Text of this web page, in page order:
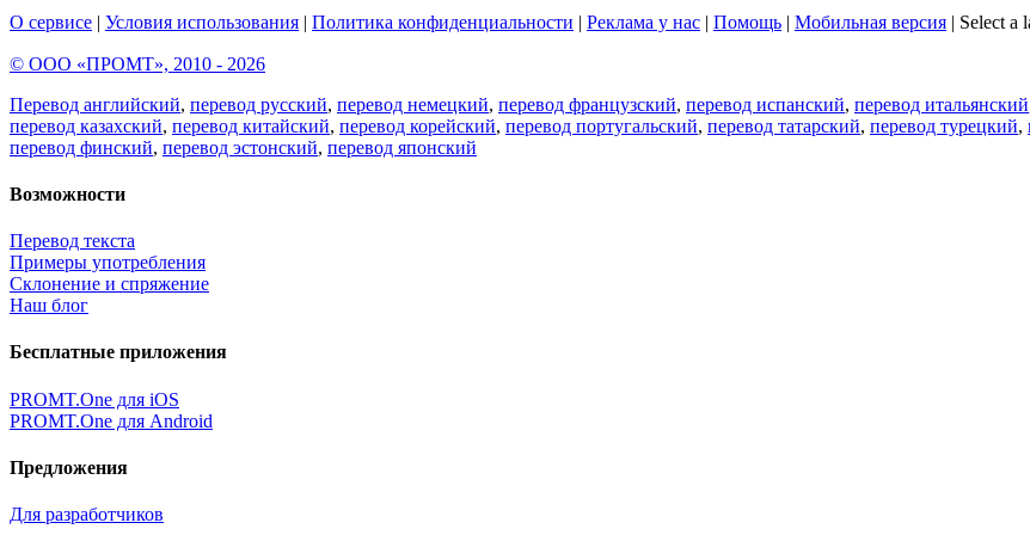
О сервисе | Условия использования | Политика конфиденциальности | Реклама у нас | Помощь | Мобильная версия | Select a
© ООО «ПРОМТ», 2010 - 2026
Перевод английский, перевод русский, перевод немецкий, перевод французский, перевод испанский, перевод итальянский
перевод казахский, перевод китайский, перевод корейский, перевод португальский, перевод татарский, перевод турецкий,
перевод финский, перевод эстонский, перевод японский
Возможности
Перевод текста
Примеры употребления
Склонение и спряжение
Наш блог
Бесплатные приложения
PROMT.One для iOS
PROMT.One для Android
Предложения
Для разработчиков